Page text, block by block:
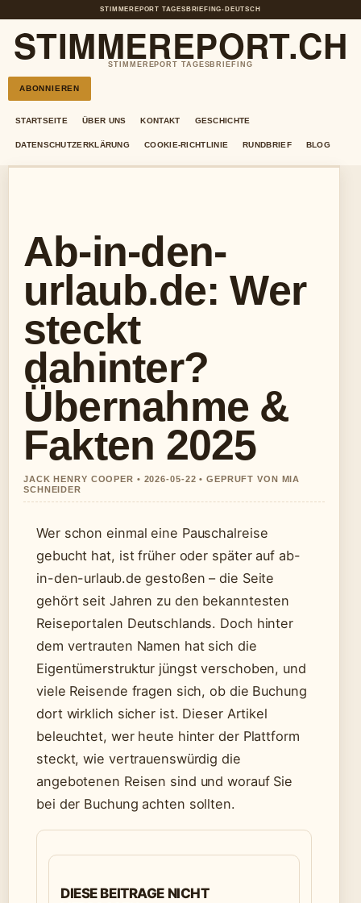
STIMMEREPORT TAGESBRIEFING• DEUTSCH
STIMMEREPORT.CH
STIMMEREPORT TAGESBRIEFING
ABONNIEREN
STARTSEITE ÜBER UNS KONTAKT GESCHICHTE
DATENSCHUTZERKLÄRUNG COOKIE-RICHTLINIE RUNDBRIEF BLOG
Ab-in-den-
urlaub.de: Wer
steckt
dahinter?
Übernahme &
Fakten 2025
JACK HENRY COOPER • 2026-05-22 • GEPRUFT VON MIA
SCHNEIDER
Wer schon einmal eine Pauschalreise
gebucht hat, ist früher oder später auf ab-
in-den-urlaub.de gestoßen – die Seite
gehört seit Jahren zu den bekanntesten
Reiseportalen Deutschlands. Doch hinter
dem vertrauten Namen hat sich die
Eigentümerstruktur jüngst verschoben, und
viele Reisende fragen sich, ob die Buchung
dort wirklich sicher ist. Dieser Artikel
beleuchtet, wer heute hinter der Plattform
steckt, wie vertrauenswürdig die
angebotenen Reisen sind und worauf Sie
bei der Buchung achten sollten.
DIESE BEITRAGE NICHT